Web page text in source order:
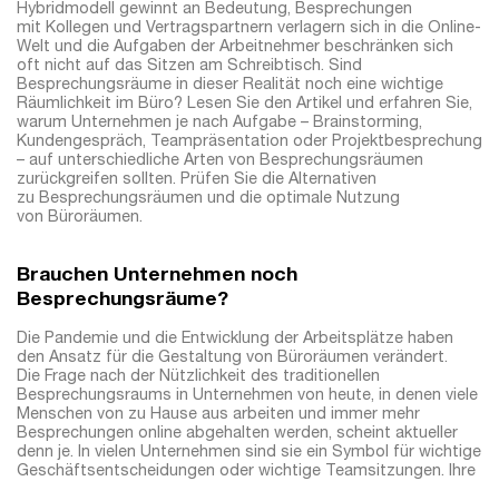
Hybridmodell gewinnt an Bedeutung, Besprechungen
mit Kollegen und Vertragspartnern verlagern sich in die Online-
Welt und die Aufgaben der Arbeitnehmer beschränken sich
oft nicht auf das Sitzen am Schreibtisch. Sind
Besprechungsräume in dieser Realität noch eine wichtige
Räumlichkeit im Büro? Lesen Sie den Artikel und erfahren Sie,
warum Unternehmen je nach Aufgabe – Brainstorming,
Kundengespräch, Teampräsentation oder Projektbesprechung
– auf unterschiedliche Arten von Besprechungsräumen
zurückgreifen sollten. Prüfen Sie die Alternativen
zu Besprechungsräumen und die optimale Nutzung
von Büroräumen.
Brauchen Unternehmen noch
Besprechungsräume?
Die Pandemie und die Entwicklung der Arbeitsplätze haben
den Ansatz für die Gestaltung von Büroräumen verändert.
Die Frage nach der Nützlichkeit des traditionellen
Besprechungsraums in Unternehmen von heute, in denen viele
Menschen von zu Hause aus arbeiten und immer mehr
Besprechungen online abgehalten werden, scheint aktueller
denn je. In vielen Unternehmen sind sie ein Symbol für wichtige
Geschäftsentscheidungen oder wichtige Teamsitzungen. Ihre